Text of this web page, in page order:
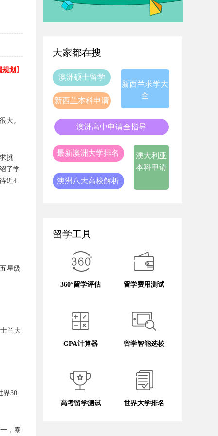
划】
大。
挑
了学
近4
星级
兰大
界30
，泰
大家都在搜
澳洲硕士留学
新西兰本科申请
新西兰求学大
全
澳洲高中申请全指导
最新澳洲大学排名
澳洲八大高校解析
澳大利亚
本科申请
留学工具
360°留学评估 留学费用测试
GPA计算器 留学智能选校
高考留学测试 世界大学排名